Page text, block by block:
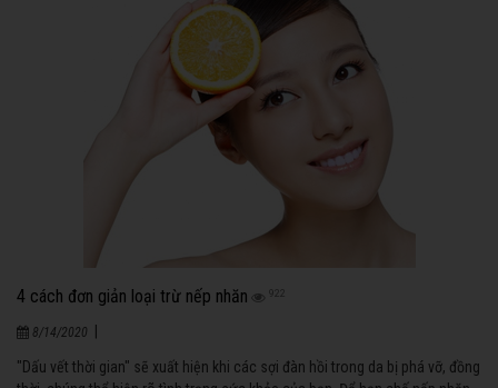
4 cách đơn giản loại trừ nếp nhăn 922
8/14/2020
"Dấu vết thời gian" sẽ xuất hiện khi các sợi đàn hồi trong da bị phá vỡ, đồng